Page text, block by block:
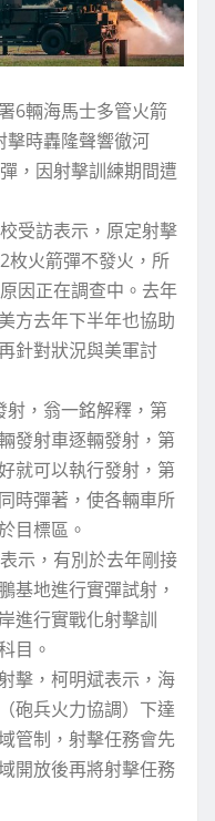
6輛海馬士多管火箭
擊時轟隆聲響徹河
，因射擊訓練期間遭
受訪表示，原定射擊
枚火箭彈不發火，所
因正在調查中。去年
方去年下半年也協助
針對狀況與美軍討
射，翁一銘解釋，第
發射車逐輛發射，第
就可以執行發射，第
時彈著，使各輛車所
目標區。
示，有別於去年剛接
基地進行實彈試射，
進行實戰化射擊訓
目。
擊，柯明斌表示，海
砲兵火力協調）下達
管制，射擊任務會先
開放後再將射擊任務